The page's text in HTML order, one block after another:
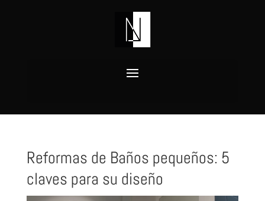
Reformas de Baños pequeños: 5
claves para su diseño